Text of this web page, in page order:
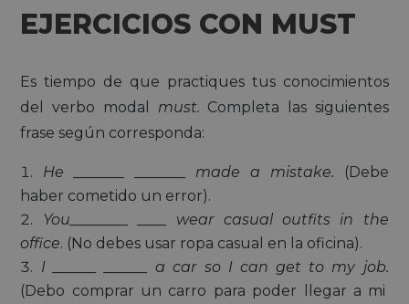
EJERCICIOS CON MUST
Es tiempo de que practiques tus conocimientos
del verbo modal must. Completa las siguientes
frase según corresponda:
He _______ _______ made a mistake. (Debe
haber cometido un error).
You________ ____ wear casual outfits in the
office. (No debes usar ropa casual en la oficina).
I ______ ______ a car so I can get to my job.
(Debo comprar un carro para poder llegar a mi